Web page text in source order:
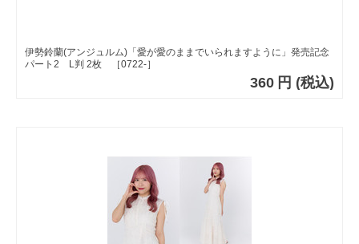
伊勢鈴蘭(アンジュルム)「愛が愛のままでいられますように」発売記念
パート2 L判 2枚 ［0722-］
360 円 (税込)